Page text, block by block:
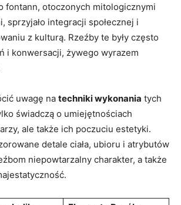
fontann, otoczonych mitologicznymi
sprzyjało integracji społecznej i
z kulturą. Rzeźby te były często
i konwersacji, żywego wyrazem
uwagę na techniki wykonania tych
świadczą o umiejętnościach
ale także ich poczuciu estetyki.
detale ciała, ubioru i atrybutów
niepowtarzalny charakter, a także